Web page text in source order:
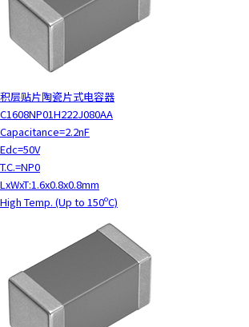
积层贴片陶瓷片式电容器
C1608NP01H222J080AA
Capacitance=2.2nF
Edc=50V
T.C.=NP0
LxWxT:1.6x0.8x0.8mm
High Temp. (Up to 150ºC)